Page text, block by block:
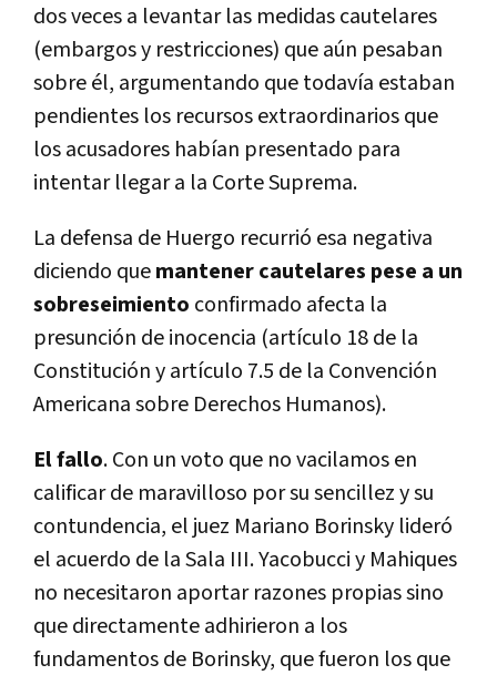
dos veces a levantar las medidas cautelares
(embargos y restricciones) que aún pesaban
sobre él, argumentando que todavía estaban
pendientes los recursos extraordinarios que
los acusadores habían presentado para
intentar llegar a la Corte Suprema.
La defensa de Huergo recurrió esa negativa
diciendo quemantener cautelares pese a un
sobreseimiento confirmado afecta la
presunción de inocencia (artículo 18 de la
Constitución y artículo 7.5 de la Convención
Americana sobre Derechos Humanos).
El fallo. Con un voto que no vacilamos en
calificar de maravilloso por su sencillez y su
contundencia, el juez Mariano Borinsky lideró
el acuerdo de la Sala III. Yacobucci y Mahiques
no necesitaron aportar razones propias sino
que directamente adhirieron a los
fundamentos de Borinsky, que fueron los que